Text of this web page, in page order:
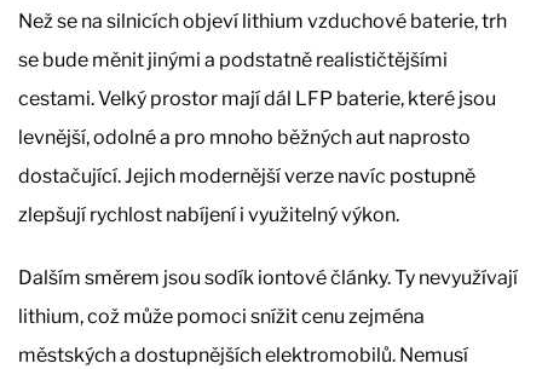
Než se na silnicích objeví lithium vzduchové baterie, trh
se bude měnit jinými a podstatně realističtějšími
cestami. Velký prostor mají dál LFP baterie, které jsou
levnější, odolné a pro mnoho běžných aut naprosto
dostačující. Jejich modernější verze navíc postupně
zlepšují rychlost nabíjení i využitelný výkon.
Dalším směrem jsou sodík iontové články. Ty nevyužívají
lithium, což může pomoci snížit cenu zejména
městských a dostupnějších elektromobilů. Nemusí